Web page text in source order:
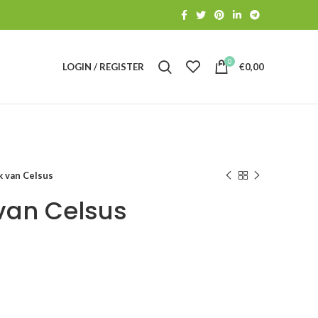
LOGIN / REGISTER 0 €0,00
van Celsus
Celsus